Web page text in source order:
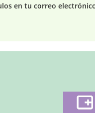
en tu correo